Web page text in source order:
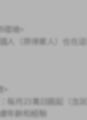
環境>
國人（菲律賓人）也在
每月23萬日圓起（含試
慮年齡和經驗